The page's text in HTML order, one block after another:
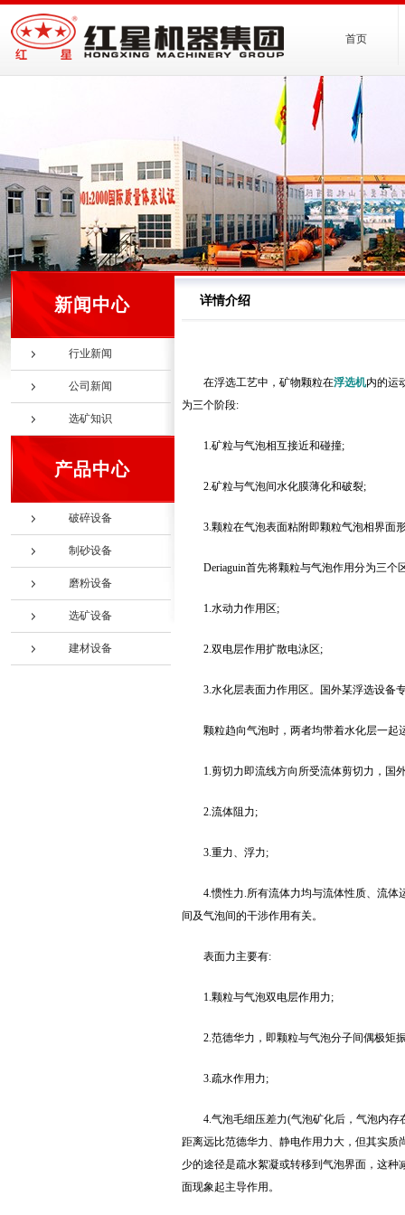
首页
新闻中心
行业新闻
公司新闻
选矿知识
产品中心
破碎设备
制砂设备
磨粉设备
选矿设备
建材设备
详情介绍
在浮选工艺中，矿物颗粒在浮选机内的运
为三个阶段:
1.矿粒与气泡相互接近和碰撞;
2.矿粒与气泡间水化膜薄化和破裂;
3.颗粒在气泡表面粘附即颗粒气泡相界面
Deriaguin首先将颗粒与气泡作用分为三个
1.水动力作用区;
2.双电层作用扩散电泳区;
3.水化层表面力作用区。国外某浮选设备
颗粒趋向气泡时，两者均带着水化层一起
1.剪切力即流线方向所受流体剪切力，国
2.流体阻力;
3.重力、浮力;
4.惯性力.所有流体力均与流体性质、流
间及气泡间的干涉作用有关。
表面力主要有:
1.颗粒与气泡双电层作用力;
2.范德华力，即颗粒与气泡分子间偶极矩
3.疏水作用力;
4.气泡毛细压差力(气泡矿化后，气泡内
距离远比范德华力、静电作用力大，但其实
少的途径是疏水絮凝或转移到气泡界面，这
面现象起主导作用。